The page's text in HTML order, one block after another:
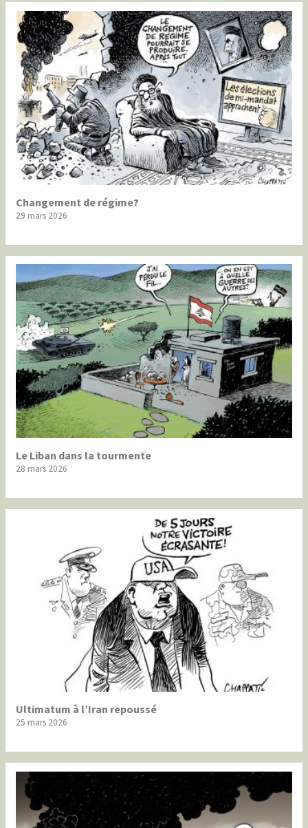
Changement de régime?
29 mars 2026
Le Liban dans la tourmente
28 mars 2026
Ultimatum à l’Iran repoussé
25 mars 2026